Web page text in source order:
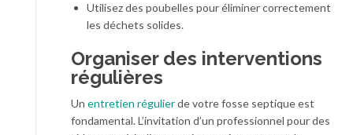
Utilisez des poubelles pour éliminer correctement
les déchets solides.
Organiser des interventions
régulières
Un entretien régulierde votre fosse septique est
fondamental. L’invitation d’un professionnel pour des